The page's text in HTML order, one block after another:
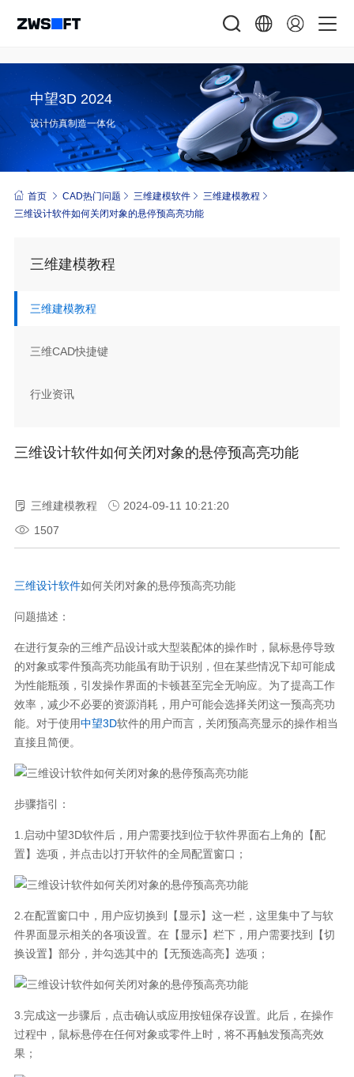
中望3D 2024
设计仿真制造一体化
首页 CAD热门问题 三维建模软件
三维建模教程
三维设计软件如何关闭对象的悬停预高亮功能
三维建模教程
三维建模教程
三维CAD快捷键
行业资讯
三维设计软件如何关闭对象的悬停预高亮功能
三维建模教程
2024-09-11 10:21:20
1507
三维设计软件如何关闭对象的悬停预高亮功能
问题描述：
在进行复杂的三维产品设计或大型装配体的操作时，鼠标悬停导致
的对象或零件预高亮功能虽有助于识别，但在某些情况下却可能成
为性能瓶颈，引发操作界面的卡顿甚至完全无响应。为了提高工作
效率，减少不必要的资源消耗，用户可能会选择关闭这一预高亮功
能。对于使用中望3D软件的用户而言，关闭预高亮显示的操作相当
直接且简便。
步骤指引：
1.启动中望3D软件后，用户需要找到位于软件界面右上角的【配
置】选项，并点击以打开软件的全局配置窗口；
2.在配置窗口中，用户应切换到【显示】这一栏，这里集中了与软
件界面显示相关的各项设置。在【显示】栏下，用户需要找到【切
换设置】部分，并勾选其中的【无预选高亮】选项；
3.完成这一步骤后，点击确认或应用按钮保存设置。此后，在操作
过程中，鼠标悬停在任何对象或零件上时，将不再触发预高亮效
果；